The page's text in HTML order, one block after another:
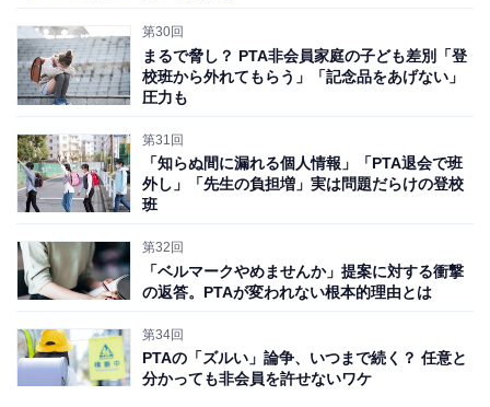
なぜか参加を強制されるPTA。デメリットも（画像出典：pixta）
ります。
強制というのは、参加者が「自分の意思を尊重してもら
えない」ということであり、楽しくないし、やる気もな
第30回
まるで脅し？ PTA非会員家庭の子ども差別「登
校班から外れてもらう」「記念品をあげない」
圧力も
第31回
「知らぬ間に漏れる個人情報」「PTA退会で班
外し」「先生の負担増」実は問題だらけの登校
班
第32回
「ベルマークやめませんか」提案に対する衝撃
の返答。PTAが変われない根本的理由とは
第34回
PTAの「ズルい」論争、いつまで続く？ 任意と
分かっても非会員を許せないワケ